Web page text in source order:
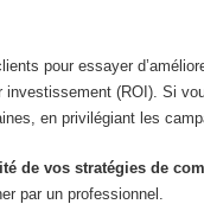
pour essayer
(ROI). Si
en privilégiant les
de vos stratégies de
par un professionnel.